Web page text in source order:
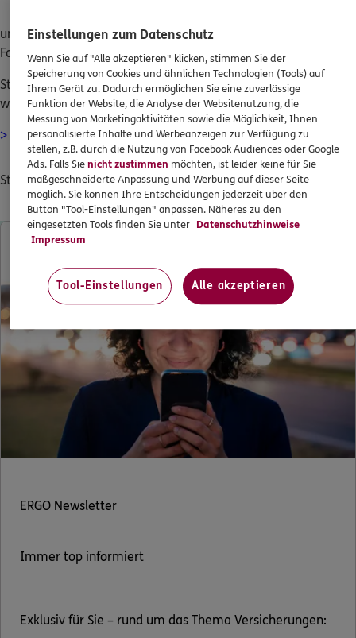
und der Kfz-Steuer-Rechner ermittelt die
Fahrzeug-Modell.
Starten Sie jetzt den Kfz-Steuer-Rechner und erhalten Sie in
wenigen Minuten eine Einschätzung:
> Jetzt Beitrag berechnen
Stand: 21.11.2024
ERGO Newsletter
Immer top informiert
Exklusiv für Sie – rund um das Thema Versicherungen:
Einstellungen zum Datenschutz
Wenn Sie auf "Alle akzeptieren" klicken, stimmen Sie der
Speicherung von Cookies und ähnlichen Technologien (Tools) auf
Ihrem Gerät zu. Dadurch ermöglichen Sie eine zuverlässige
Funktion der Website, die Analyse der Websitenutzung, die
Messung von Marketingaktivitäten sowie die Möglichkeit, Ihnen
personalisierte Inhalte und Werbeanzeigen zur Verfügung zu
stellen, z.B. durch die Nutzung von Facebook Audiences oder Google
Ads. Falls Sienicht zustimmen möchten, ist leider keine für Sie
maßgeschneiderte Anpassung und Werbung auf dieser Seite
möglich. Sie können Ihre Entscheidungen jederzeit über den
Button "Tool-Einstellungen" anpassen. Näheres zu den
eingesetzten Tools finden Sie unter Datenschutzhinweise
Impressum
Tool-Einstellungen Alle akzeptieren